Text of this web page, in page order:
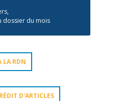
dossier du mois
LA RDN
D'ARTICLES